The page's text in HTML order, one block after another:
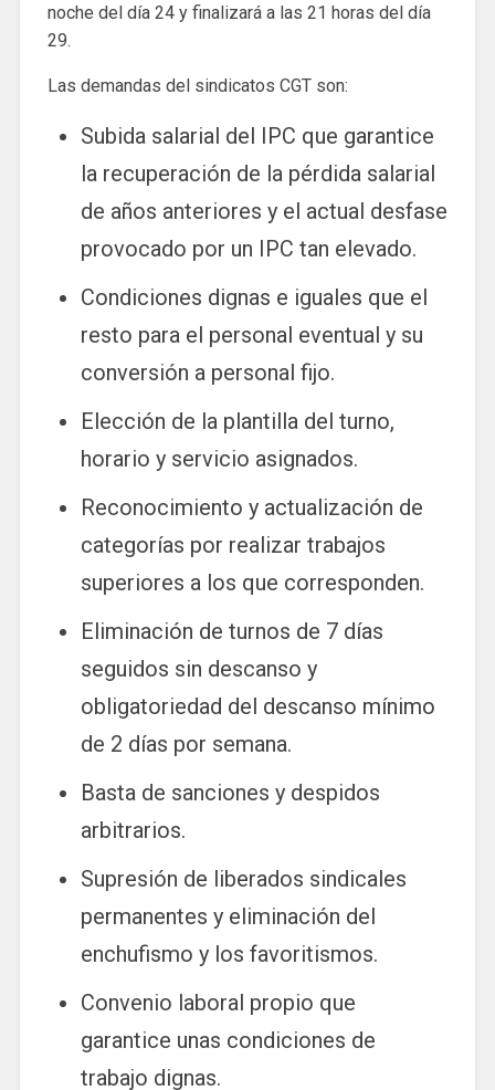
noche del día 24 y finalizará a las 21 horas del día
29.
Las demandas del sindicatos CGT son:
Subida salarial del IPC que garantice
la recuperación de la pérdida salarial
de años anteriores y el actual desfase
provocado por un IPC tan elevado.
Condiciones dignas e iguales que el
resto para el personal eventual y su
conversión a personal fijo.
Elección de la plantilla del turno,
horario y servicio asignados.
Reconocimiento y actualización de
categorías por realizar trabajos
superiores a los que corresponden.
Eliminación de turnos de 7 días
seguidos sin descanso y
obligatoriedad del descanso mínimo
de 2 días por semana.
Basta de sanciones y despidos
arbitrarios.
Supresión de liberados sindicales
permanentes y eliminación del
enchufismo y los favoritismos.
Convenio laboral propio que
garantice unas condiciones de
trabajo dignas.